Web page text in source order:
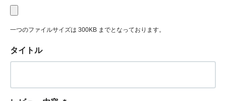
一つのファイルサイズは 300KB までとなっております。
タイトル